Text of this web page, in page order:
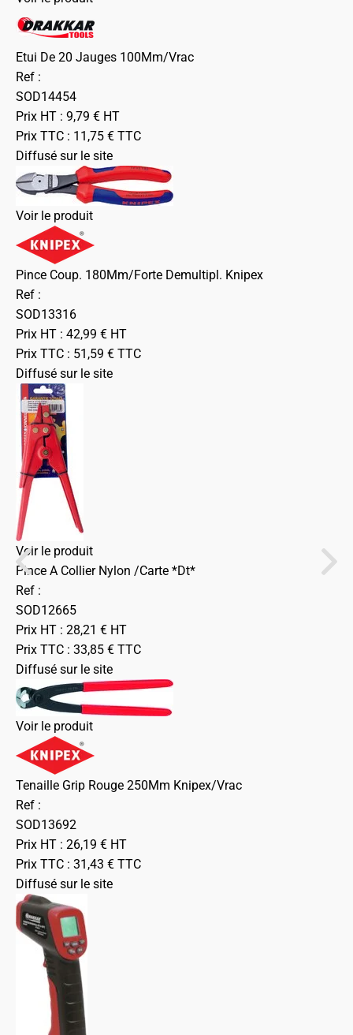
Etui De 20 Jauges 100Mm/Vrac
Ref :
SOD14454
Prix HT : 9,79 € HT
Prix TTC : 11,75 € TTC
Diffusé sur le site
Voir le produit
Pince Coup. 180Mm/Forte Demultipl. Knipex
Ref :
SOD13316
Prix HT : 42,99 € HT
Prix TTC : 51,59 € TTC
Diffusé sur le site
Voir le produit
Pince A Collier Nylon /Carte *Dt*
Ref :
SOD12665
Prix HT : 28,21 € HT
Prix TTC : 33,85 € TTC
Diffusé sur le site
Voir le produit
Tenaille Grip Rouge 250Mm Knipex/Vrac
Ref :
SOD13692
Prix HT : 26,19 € HT
Prix TTC : 31,43 € TTC
Diffusé sur le site